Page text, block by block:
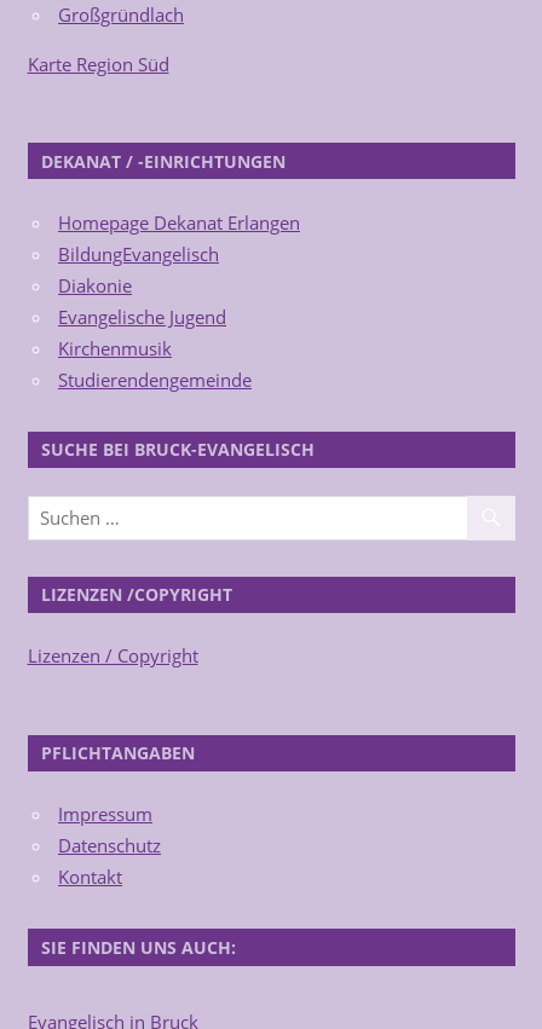
Großgründlach
Karte Region Süd
DEKANAT / -EINRICHTUNGEN
Homepage Dekanat Erlangen
BildungEvangelisch
Diakonie
Evangelische Jugend
Kirchenmusik
Studierendengemeinde
SUCHE BEI BRUCK-EVANGELISCH
LIZENZEN /COPYRIGHT
Lizenzen / Copyright
PFLICHTANGABEN
Impressum
Datenschutz
Kontakt
SIE FINDEN UNS AUCH:
Evangelisch in Bruck